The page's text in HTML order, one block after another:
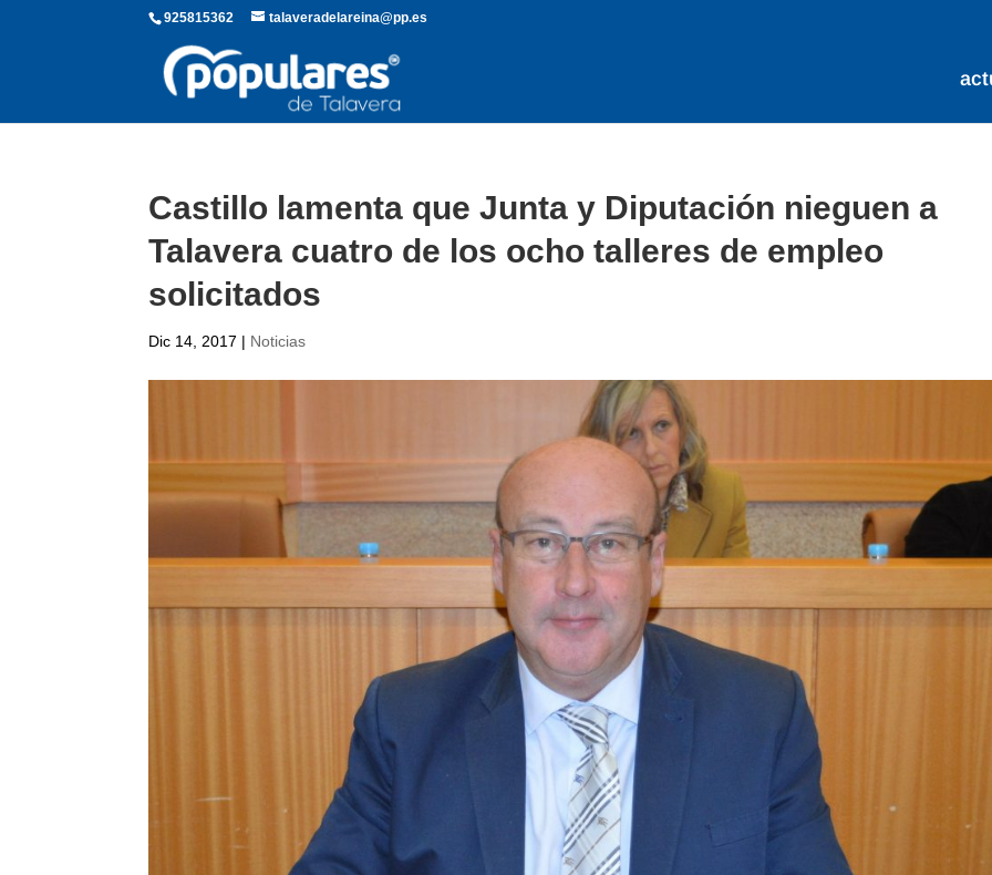
925815362 talaveradelareina@pp.es
Castillo lamenta que Junta y Diputación nieguen a
Talavera cuatro de los ocho talleres de empleo
solicitados
Dic 14, 2017 | Noticias